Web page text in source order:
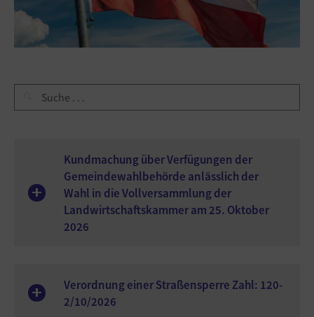
Kundmachung über Verfügungen der
Gemeindewahlbehörde anlässlich der
Wahl in die Vollversammlung der
Landwirtschaftskammer am 25. Oktober
2026
Verordnung einer Straßensperre Zahl: 120-
2/10/2026